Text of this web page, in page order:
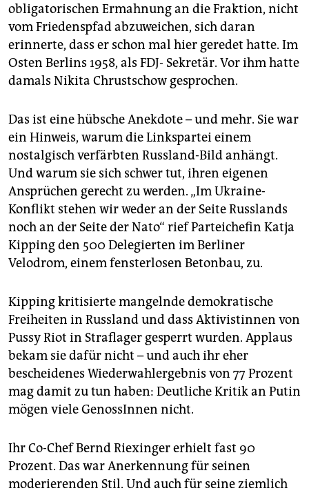
obligatorischen Ermahnung an die Fraktion, nicht
vom Friedenspfad abzuweichen, sich daran
erinnerte, dass er schon mal hier geredet hatte. Im
Osten Berlins 1958, als FDJ- Sekretär. Vor ihm hatte
damals Nikita Chrustschow gesprochen.
Das ist eine hübsche Anekdote – und mehr. Sie war
ein Hinweis, warum die Linkspartei einem
nostalgisch verfärbten Russland-Bild anhängt.
Und warum sie sich schwer tut, ihren eigenen
Ansprüchen gerecht zu werden. „Im Ukraine-
Konflikt stehen wir weder an der Seite Russlands
noch an der Seite der Nato“ rief Parteichefin Katja
Kipping den 500 Delegierten im Berliner
Velodrom, einem fensterlosen Betonbau, zu.
Kipping kritisierte mangelnde demokratische
Freiheiten in Russland und dass Aktivistinnen von
Pussy Riot in Straflager gesperrt wurden. Applaus
bekam sie dafür nicht – und auch ihr eher
bescheidenes Wiederwahlergebnis von 77 Prozent
mag damit zu tun haben: Deutliche Kritik an Putin
mögen viele GenossInnen nicht.
Ihr Co-Chef Bernd Riexinger erhielt fast 90
Prozent. Das war Anerkennung für seinen
moderierenden Stil. Und auch für seine ziemlich